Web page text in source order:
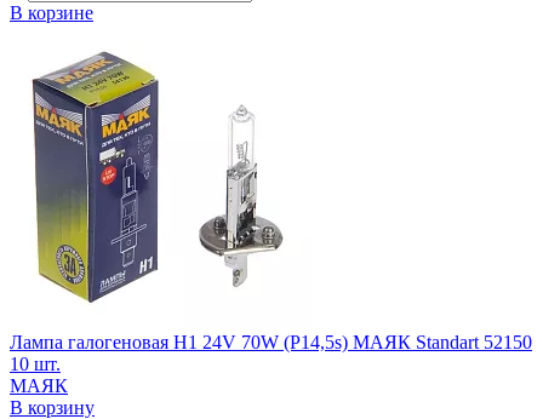
В корзине
Лампа галогеновая H1 24V 70W (P14,5s) МАЯК Standart 52150
10 шт.
МАЯК
В корзину